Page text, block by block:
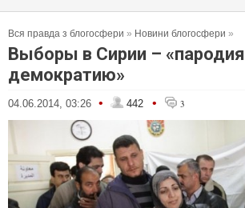
Вся правда з блогосфери » Новини блогосфери »
Выборы в Сирии –
демократию»
04.06.2014, 03:26 • 442 • 3